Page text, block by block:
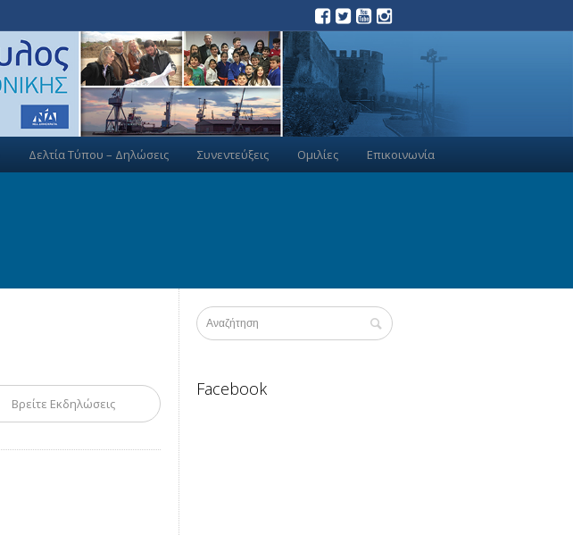
Δελτία Τύπου – Δηλώσεις Συνεντεύξεις Ομιλίες Επικοινωνία
Facebook